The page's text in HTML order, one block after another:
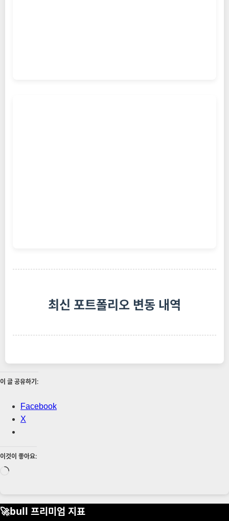
최신 포트폴리오 변동 내역
이 글 공유하기:
Facebook
X
이것이 좋아요:
로
🚀bull 프리미엄 지표